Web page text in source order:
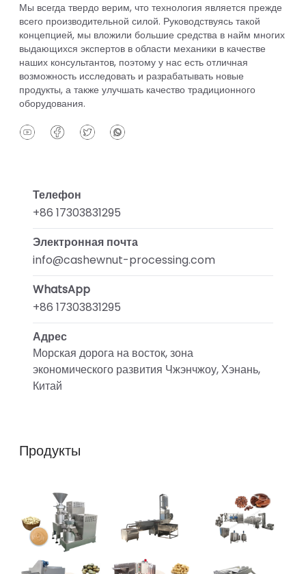
Мы всегда твердо верим, что технология является прежде
всего производительной силой. Руководствуясь такой
концепцией, мы вложили большие средства в найм многих
выдающихся экспертов в области механики в качестве
наших консультантов, поэтому у нас есть отличная
возможность исследовать и разрабатывать новые
продукты, а также улучшать качество традиционного
оборудования.
Телефон
+86 17303831295
Электронная почта
info@cashewnut-processing.com
WhatsApp
+86 17303831295
Адрес
Морская дорога на восток, зона
экономического развития Чжэнчжоу, Хэнань,
Китай
Продукты